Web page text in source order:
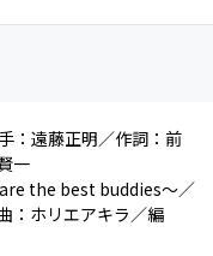
：遠藤正明／作詞：前
一
are the best buddies～／
：ホリエアキラ／編